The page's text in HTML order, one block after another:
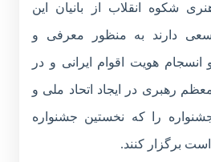
شکوه انقلاب از بانیان این
دارند به منظور معرفی و
هویت اقوام ایرانی و در
رهبری در ایجاد اتحاد ملی و
را که نخستین جشنواره
برگزار کنند.